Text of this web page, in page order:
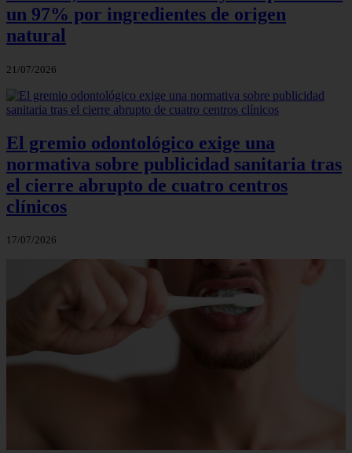
un 97% por ingredientes de origen
natural
21/07/2026
El gremio odontológico exige una
normativa sobre publicidad sanitaria tras
el cierre abrupto de cuatro centros
clínicos
17/07/2026